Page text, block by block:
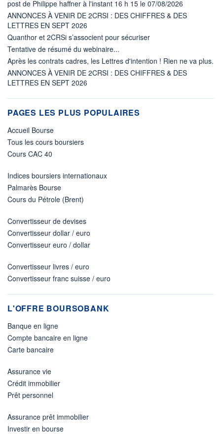
post de Philippe haffner à l'instant 16 h 15 le 07/08/2026
ANNONCES À VENIR DE 2CRSI : DES CHIFFRES & DES
LETTRES EN SEPT 2026
Quanthor et 2CRSi s’associent pour sécuriser
Tentative de résumé du webinaire...
Après les contrats cadres, les Lettres d'intention ! Rien ne va plus.
ANNONCES À VENIR DE 2CRSI : DES CHIFFRES & DES
LETTRES EN SEPT 2026
PAGES LES PLUS POPULAIRES
Accueil Bourse
Tous les cours boursiers
Cours CAC 40
Indices boursiers internationaux
Palmarès Bourse
Cours du Pétrole (Brent)
Convertisseur de devises
Convertisseur dollar / euro
Convertisseur euro / dollar
Convertisseur livres / euro
Convertisseur franc suisse / euro
L'OFFRE BOURSOBANK
Banque en ligne
Compte bancaire en ligne
Carte bancaire
Assurance vie
Crédit immobilier
Prêt personnel
Assurance prêt immobilier
Investir en bourse